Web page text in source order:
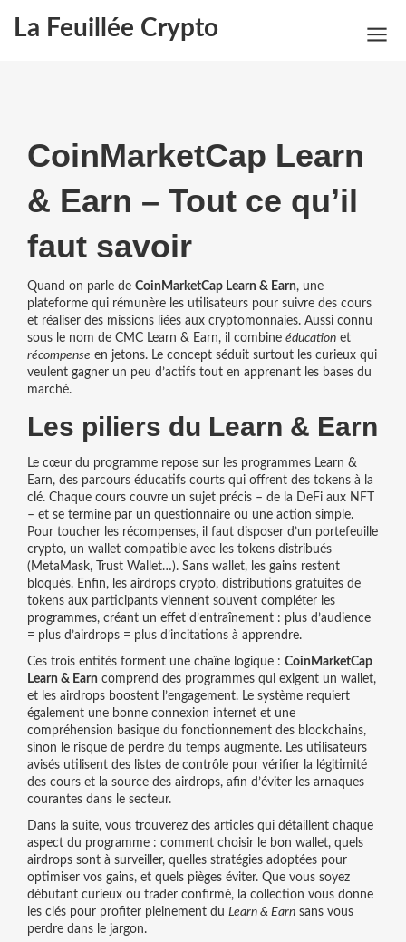
La Feuillée Crypto
CoinMarketCap Learn
& Earn – Tout ce qu’il
faut savoir
Quand on parle de CoinMarketCap Learn & Earn, une
plateforme qui rémunère les utilisateurs pour suivre des cours
et réaliser des missions liées aux cryptomonnaies. Aussi connu
sous le nom de CMC Learn & Earn, il combine éducationet
récompense en jetons. Le concept séduit surtout les curieux qui
veulent gagner un peu d’actifs tout en apprenant les bases du
marché.
Les piliers du Learn & Earn
Le cœur du programme repose sur les programmes Learn &
Earn, des parcours éducatifs courts qui offrent des tokens à la
clé. Chaque cours couvre un sujet précis – de la DeFi aux NFT
– et se termine par un questionnaire ou une action simple.
Pour toucher les récompenses, il faut disposer d’un portefeuille
crypto, un wallet compatible avec les tokens distribués
(MetaMask, Trust Wallet…). Sans wallet, les gains restent
bloqués. Enfin, les airdrops crypto, distributions gratuites de
tokens aux participantsviennent souvent compléter les
programmes, créant un effet d’entraînement : plus d’audience
= plus d’airdrops = plus d’incitations à apprendre.
Ces trois entités forment une chaîne logique : CoinMarketCap
Learn & Earn comprend des programmes qui exigent un wallet,
et les airdrops boostent l’engagement. Le système requiert
également une bonne connexion internet et une
compréhension basique du fonctionnement des blockchains,
sinon le risque de perdre du temps augmente. Les utilisateurs
avisés utilisent des listes de contrôle pour vérifier la légitimité
des cours et la source des airdrops, afin d’éviter les arnaques
courantes dans le secteur.
Dans la suite, vous trouverez des articles qui détaillent chaque
aspect du programme : comment choisir le bon wallet, quels
airdrops sont à surveiller, quelles stratégies adoptées pour
optimiser vos gains, et quels pièges éviter. Que vous soyez
débutant curieux ou trader confirmé, la collection vous donne
les clés pour profiter pleinement du Learn & Earnsans vous
perdre dans le jargon.